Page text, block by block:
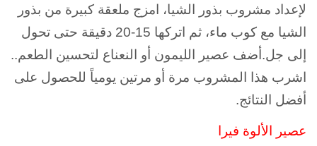
لإعداد مشروب بذور الشيا، امزج ملعقة كبيرة من بذور
الشيا مع كوب ماء، ثم اتركها 15-20 دقيقة حتى تحول
إلى جل.أضف عصير الليمون أو النعناع لتحسين الطعم..
اشرب هذا المشروب مرة أو مرتين يومياً للحصول على
أفضل النتائج.
عصير الألوة فيرا